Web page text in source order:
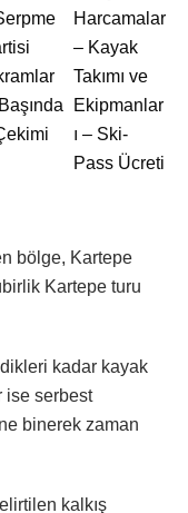
Harcamalar
– Kayak
Takımı ve
Ekipmanlar
ı – Ski-
Pass Ücreti
bölge, Kartepe
Kartepe turu
kadar kayak
ise serbest
binerek zaman
kalkış